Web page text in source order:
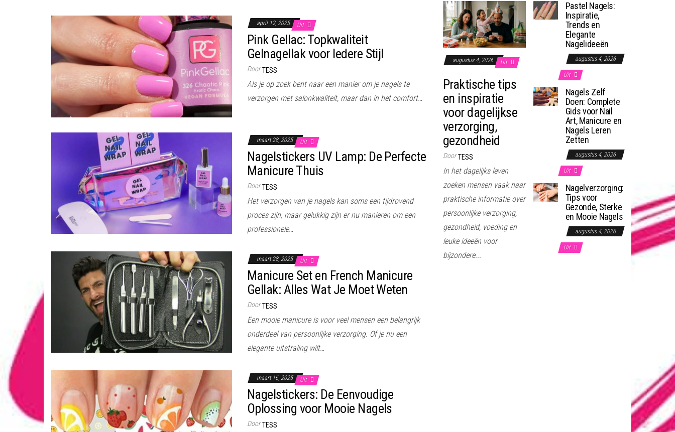
april 12, 2025 Uit
Pink Gellac: Topkwaliteit
Gelnagellak voor Iedere Stijl
Door TESS
Als je op zoek bent naar een manier om je nagels te
verzorgen met salonkwaliteit, maar dan in het comfort…
maart 28, 2025 Uit
Nagelstickers UV Lamp: De Perfecte
Manicure Thuis
Door TESS
Het verzorgen van je nagels kan soms een tijdrovend
proces zijn, maar gelukkig zijn er nu manieren om een
professionele…
maart 28, 2025 Uit
Manicure Set en French Manicure
Gellak: Alles Wat Je Moet Weten
Door TESS
Een mooie manicure is voor veel mensen een belangrijk
onderdeel van persoonlijke verzorging. Of je nu een
elegante uitstraling wilt…
maart 16, 2025 Uit
Nagelstickers: De Eenvoudige
Oplossing voor Mooie Nagels
Door TESS
augustus 4, 2026 Uit
Praktische tips
en inspiratie
voor dagelijkse
verzorging,
gezondheid
Door TESS
In het dagelijks leven
zoeken mensen vaak naar
praktische informatie over
persoonlijke verzorging,
gezondheid, voeding en
leuke ideeën voor
bijzondere...
Pastel Nagels:
Inspiratie,
Trends en
Elegante
Nagelideeën
augustus 4, 2026
Uit
Nagels Zelf
Doen: Complete
Gids voor Nail
Art, Manicure en
Nagels Leren
Zetten
augustus 4, 2026
Uit
Nagelverzorging:
Tips voor
Gezonde, Sterke
en Mooie Nagels
augustus 4, 2026
Uit